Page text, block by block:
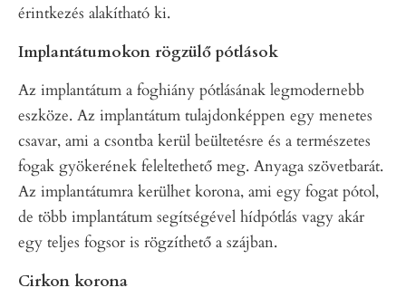
érintkezés alakítható ki.
Implantátumokon rögzülő pótlások
Az implantátum a foghiány pótlásának legmodernebb
eszköze. Az implantátum tulajdonképpen egy menetes
csavar, ami a csontba kerül beültetésre és a természetes
fogak gyökerének feleltethető meg. Anyaga szövetbarát.
Az implantátumra kerülhet korona, ami egy fogat pótol,
de több implantátum segítségével hídpótlás vagy akár
egy teljes fogsor is rögzíthető a szájban.
Cirkon korona